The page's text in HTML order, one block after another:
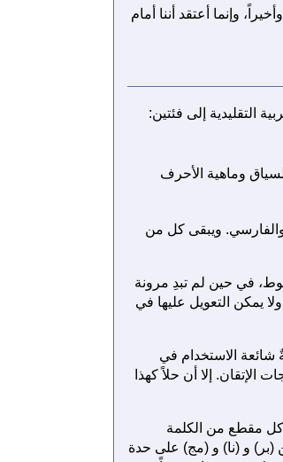
وإنما أعتقد أننا أمام
التقليدية إلى فئتين:
وماهية الأحرف
والفارسي. ويبقى كل من
في حين لم تبدِ مرونة
يمكن التعويل عليها في
الاستخدام في
إلا أن حلاً كهذا
كل مقطع من الكلمة
(بر) و (نا) و (مج) على حدة